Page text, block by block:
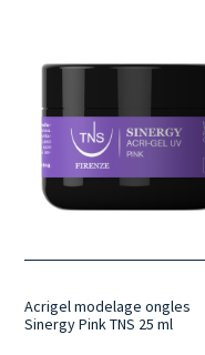
Acrigel modelage ongles
Sinergy Pink TNS 25 ml